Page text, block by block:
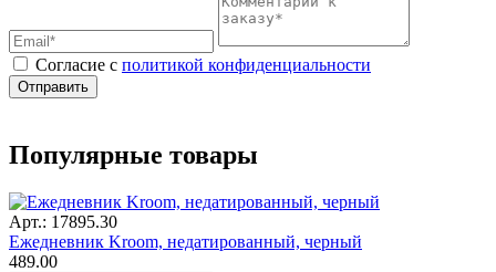
Cогласие с политикой конфиденциальности
Отправить
Популярные товары
Арт.: 17895.30
Ежедневник Kroom, недатированный, черный
489.00